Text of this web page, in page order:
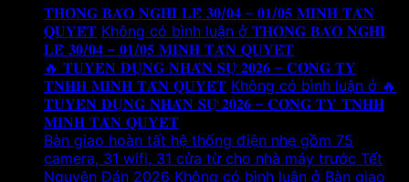
𝐓𝐇𝐎̂𝐍𝐆 𝐁𝐀́𝐎 𝐍𝐆𝐇𝐈̉ 𝐋𝐄̂̃ 𝟑𝟎/𝟎𝟒 – 𝟎𝟏/𝟎𝟓 𝐌𝐈𝐍𝐇 𝐓𝐀̂𝐍
𝐐𝐔𝐘𝐄̂́𝐓 Không có bình luận ở 𝐓𝐇𝐎̂𝐍𝐆 𝐁𝐀́𝐎 𝐍𝐆𝐇𝐈̉
𝐋𝐄̂̃ 𝟑𝟎/𝟎𝟒 – 𝟎𝟏/𝟎𝟓 𝐌𝐈𝐍𝐇 𝐓𝐀̂𝐍 𝐐𝐔𝐘𝐄̂́𝐓
🔥 𝐓𝐔𝐘𝐄̂̉𝐍 𝐃𝐔̣𝐍𝐆 𝐍𝐇𝐀̂𝐍 𝐒𝐔̛̣ 𝟐𝟎𝟐𝟔 – 𝐂𝐎̂𝐍𝐆 𝐓𝐘
𝐓𝐍𝐇𝐇 𝐌𝐈𝐍𝐇 𝐓𝐀̂𝐍 𝐐𝐔𝐘𝐄̂́𝐓 Không có bình luận ở 🔥
𝐓𝐔𝐘𝐄̂̉𝐍 𝐃𝐔̣𝐍𝐆 𝐍𝐇𝐀̂𝐍 𝐒𝐔̛̣ 𝟐𝟎𝟐𝟔 – 𝐂𝐎̂𝐍𝐆 𝐓𝐘 𝐓𝐍𝐇𝐇
𝐌𝐈𝐍𝐇 𝐓𝐀̂𝐍 𝐐𝐔𝐘𝐄̂́𝐓
Bàn giao hoàn tất hệ thống điện nhẹ gồm 75
camera, 31 wifi, 31 cửa từ cho nhà máy trước Tết
Nguyên Đán 2026 Không có bình luận ở Bàn giao